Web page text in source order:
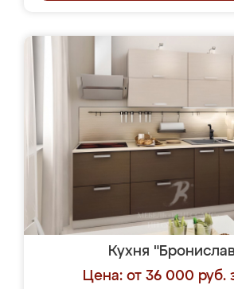
Кухня
Цена: от 36 000 руб.